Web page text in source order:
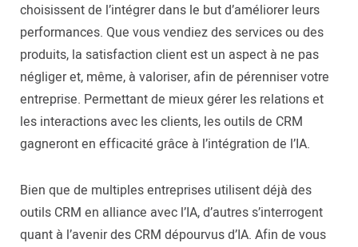
choisissent de l’intégrer dans le but d’améliorer leurs
performances. Que vous vendiez des services ou des
produits, la satisfaction client est un aspect à ne pas
négliger et, même, à valoriser, afin de pérenniser votre
entreprise. Permettant de mieux gérer les relations et
les interactions avec les clients, les outils de CRM
gagneront en efficacité grâce à l’intégration de l’IA.
Bien que de multiples entreprises utilisent déjà des
outils CRM en alliance avec l’IA, d’autres s’interrogent
quant à l’avenir des CRM dépourvus d’IA. Afin de vous